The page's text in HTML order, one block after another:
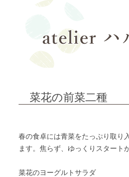
菜花の前菜二種
春の食卓には青菜をたっぷり取り
ます。焦らず、ゆっくりスタート
菜花のヨーグルトサラダ